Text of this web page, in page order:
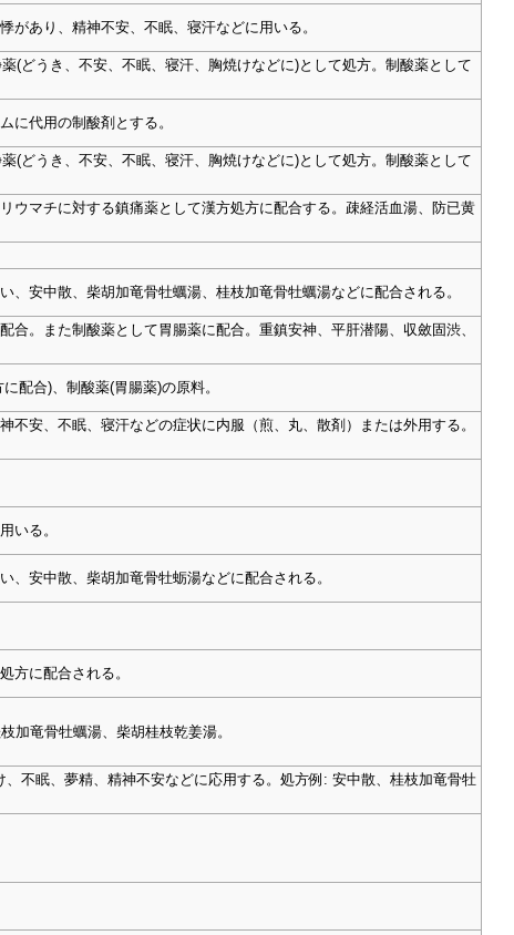
があり、精神不安、不眠、寝汗などに用いる。
どうき、不安、不眠、寝汗、胸焼けなどに)として処方。制酸薬として
に代用の制酸剤とする。
どうき、不安、不眠、寝汗、胸焼けなどに)として処方。制酸薬として
ウマチに対する鎮痛薬として漢方処方に配合する。疎経活血湯、防已黄
、安中散、柴胡加竜骨牡蠣湯、桂枝加竜骨牡蠣湯などに配合される。
合。また制酸薬として胃腸薬に配合。重鎮安神、平肝潜陽、収斂固渋、
配合)、制酸薬(胃腸薬)の原料。
不安、不眠、寝汗などの症状に内服（煎、丸、散剤）または外用する。
いる。
、安中散、柴胡加竜骨牡蛎湯などに配合される。
方に配合される。
加竜骨牡蠣湯、柴胡桂枝乾姜湯。
不眠、夢精、精神不安などに応用する。処方例: 安中散、桂枝加竜骨牡